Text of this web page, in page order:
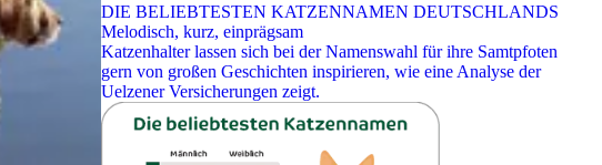
DIE BELIEBTESTEN KATZENNAMEN DEUTSCHLANDS
Melodisch, kurz, einprägsam
Katzenhalter lassen sich bei der Namenswahl für ihre Samtpfoten
gern von großen Geschichten inspirieren, wie eine Analyse der
Uelzener Versicherungen zeigt.